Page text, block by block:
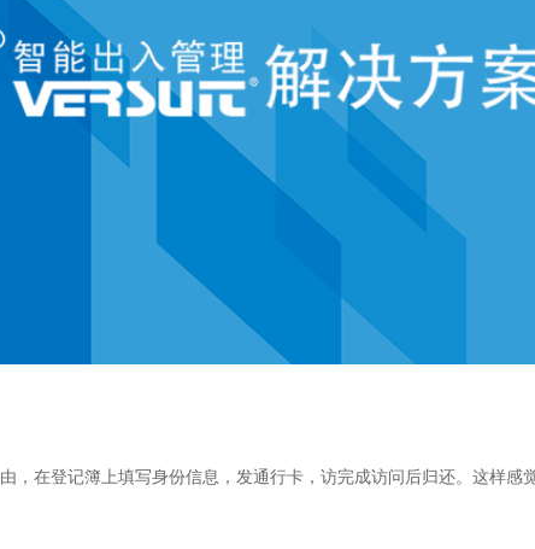
，在登记簿上填写身份信息，发通行卡，访完成访问后归还。这样感